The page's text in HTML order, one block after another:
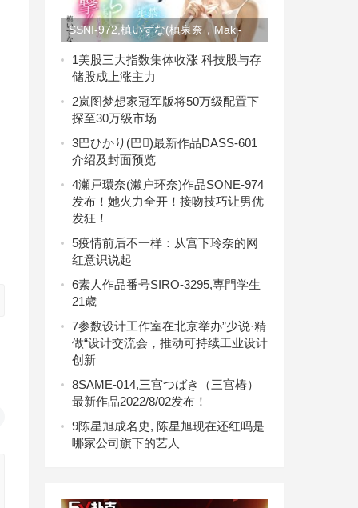
SSNI-972,槙いずな(槙泉奈，Maki-
Izuna)最新作品2021/01/19发布！
1美股三大指数集体收涨 科技股与存
储股成上涨主力
2岚图梦想家冠军版将50万级配置下
探至30万级市场
3巴ひかり(巴𪸩)最新作品DASS-601
介绍及封面预览
4瀬戸環奈(濑户环奈)作品SONE-974
发布！她火力全开！接吻技巧让男优
发狂！
5疫情前后不一样：从宫下玲奈的网
红意识说起
6素人作品番号SIRO-3295,専門学生
21歳
7参数设计工作室在北京举办”少说·精
做“设计交流会，推动可持续工业设计
创新
8SAME-014,三宫つばき（三宫椿）
最新作品2022/8/02发布！
9陈星旭成名史, 陈星旭现在还红吗是
哪家公司旗下的艺人